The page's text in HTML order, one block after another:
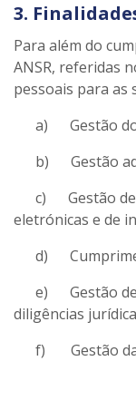
3.
Para além do
ANSR, referidas
pessoais para as
a) Gestão dos
b) Gestão
c) Gestão de
eletrónicas e de
d)
e) Gestão de
diligências
f) Gestão da